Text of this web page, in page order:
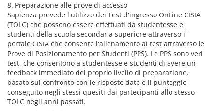
8. Preparazione alle prove di accesso
Sapienza prevede l'utilizzo dei Test d'ingresso OnLine CISIA
(TOLC) che possono essere effettuati da studentesse e
studenti della scuola secondaria superiore attraverso il
portale CISIA che consente l'allenamento ai test attraverso le
Prove di Posizionamento per Studenti (PPS). Le PPS sono veri
test, che consentono a studentesse e studenti di avere un
feedback immediato del proprio livello di preparazione,
basato sul confronto con le risposte date e il punteggio
conseguito negli stessi quesiti dai partecipanti allo stesso
TOLC negli anni passati.